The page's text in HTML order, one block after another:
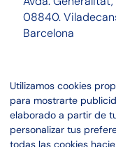
08840.
Barcelona
Servicios
Proyectos
Linkedin
Utilizamos cookies
para mostrarte
elaborado a partir de
personalizar tus
todas las cookies